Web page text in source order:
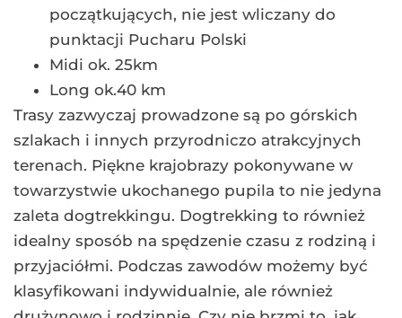
początkujących, nie jest wliczany do
punktacji Pucharu Polski
Midi ok. 25km
Long ok.40 km
Trasy zazwyczaj prowadzone są po górskich
szlakach i innych przyrodniczo atrakcyjnych
terenach. Piękne krajobrazy pokonywane w
towarzystwie ukochanego pupila to nie jedyna
zaleta dogtrekkingu. Dogtrekking to również
idealny sposób na spędzenie czasu z rodziną i
przyjaciółmi. Podczas zawodów możemy być
klasyfikowani indywidualnie, ale również